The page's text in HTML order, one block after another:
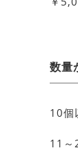
数量
10個
11～